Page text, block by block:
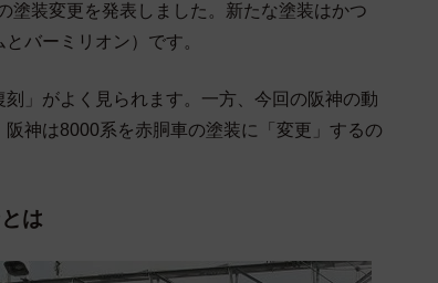
塗装変更を発表しました。新たな塗装はかつ
バーミリオン）です。
」がよく見られます。一方、今回の阪神の動
神は8000系を赤胴車の塗装に「変更」するの
は